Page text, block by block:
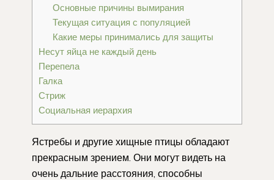
Основные причины вымирания
Текущая ситуация с популяцией
Какие меры принимались для защиты
Несут яйца не каждый день
Перепела
Галка
Стриж
Социальная иерархия
Ястребы и другие хищные птицы обладают
прекрасным зрением. Они могут видеть на
очень дальние расстояния, способны